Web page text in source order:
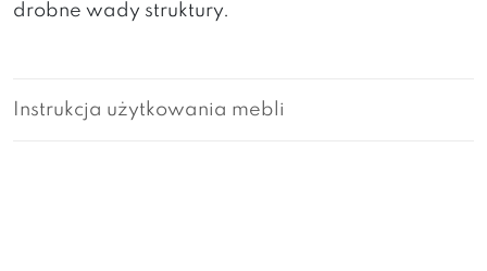
drobne wady struktury.
Instrukcja użytkowania mebli